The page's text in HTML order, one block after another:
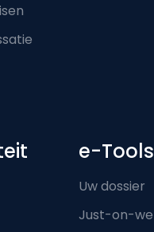
e-Tools
Uw dossier
Just-on-